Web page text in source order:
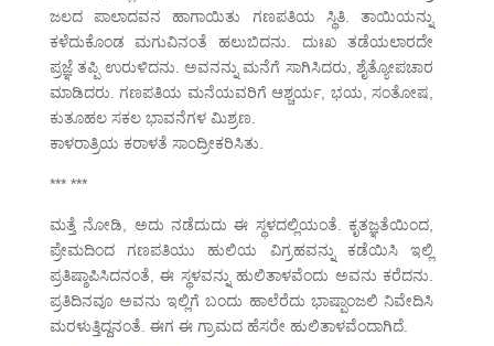
ಜಲದ ಪಾಲಾದವನ ಹಾಗಾಯಿತು ಗಣಪತಿಯ ಸ್ಥಿತಿ. ತಾಯಿಯನ್ನು
ಕಳೆದುಕೊಂಡ ಮಗುವಿನಂತೆ ಹಲುಬಿದನು. ದುಃಖ ತಡೆಯಲಾರದೇ
ಪ್ರಜ್ಞೆ ತಪ್ಪಿ ಉರುಳಿದನು. ಅವನನ್ನು ಮನೆಗೆ ಸಾಗಿಸಿದರು, ಶೈತ್ಯೋಪಚಾರ
ಮಾಡಿದರು. ಗಣಪತಿಯ ಮನೆಯವರಿಗೆ ಆಶ್ಚರ್ಯ, ಭಯ, ಸಂತೋಷ,
ಕುತೂಹಲ ಸಕಲ ಭಾವನೆಗಳ ಮಿಶ್ರಣ.
ಕಾಳರಾತ್ರಿಯ ಕರಾಳತೆ ಸಾಂದ್ರೀಕರಿಸಿತು.
*** ***
ಮತ್ತೆ ನೋಡಿ, ಅದು ನಡೆದುದು ಈ ಸ್ಥಳದಲ್ಲಿಯಂತೆ. ಕೃತಜ್ಞತೆಯಿಂದ,
ಪ್ರೇಮದಿಂದ ಗಣಪತಿಯು ಹುಲಿಯ ವಿಗ್ರಹವನ್ನು ಕಡೆಯಿಸಿ ಇಲ್ಲಿ
ಪ್ರತಿಷ್ಠಾಪಿಸಿದನಂತೆ, ಈ ಸ್ಥಳವನ್ನು ಹುಲಿತಾಳವೆಂದು ಅವನು ಕರೆದನು.
ಪ್ರತಿದಿನವೂ ಅವನು ಇಲ್ಲಿಗೆ ಬಂದು ಹಾಲೆರೆದು ಭಾಷ್ಪಾಂಜಲಿ ನಿವೇದಿಸಿ
ಮರಳುತ್ತಿದ್ದನಂತೆ. ಈಗ ಈ ಗ್ರಾಮದ ಹೆಸರೇ ಹುಲಿತಾಳವೆಂದಾಗಿದೆ.